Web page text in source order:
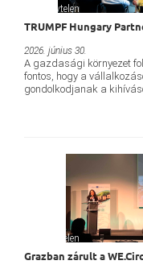
Névtelen
TRUMPF Hungary
2026. június 30.
A gazdasági környezet
fontos, hogy a
gondolkodjanak a
Névtelen
Grazban zárult a